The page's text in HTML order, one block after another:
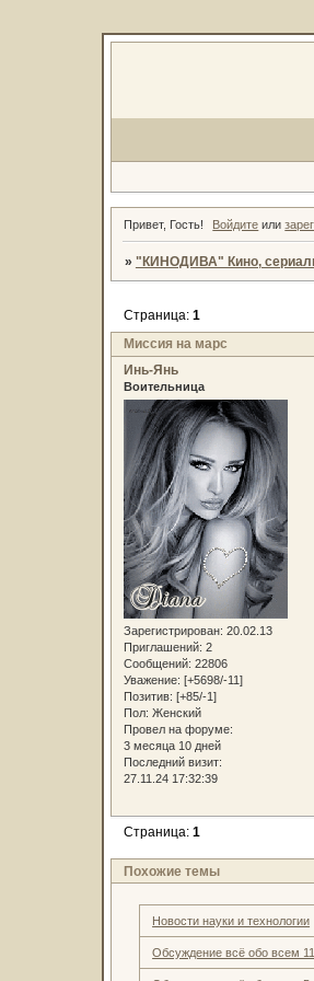
Привет, Гость! Войдите или
» "КИНОДИВА" Кино,
Миссия на марс
Страница: 1
Инь-Янь
Воительница
Зарегистрирован: 20.02.13
Приглашений: 2
Сообщений: 22806
Уважение: [+5698/-11]
Позитив: [+85/-1]
Пол: Женский
Провел на форуме:
3 месяца 10 дней
Последний визит:
27.11.24 17:32:39
Страница: 1
Похожие темы
Новости науки и технологии
Обсуждение всё обо всем 11